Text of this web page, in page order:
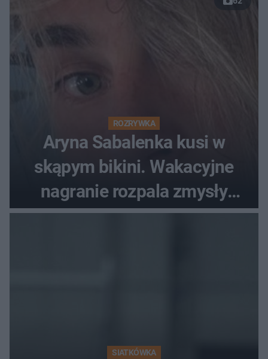
ROZRYWKA
Aryna Sabalenka kusi w
skąpym bikini. Wakacyjne
nagranie rozpala zmysły
fanów
SIATKÓWKA